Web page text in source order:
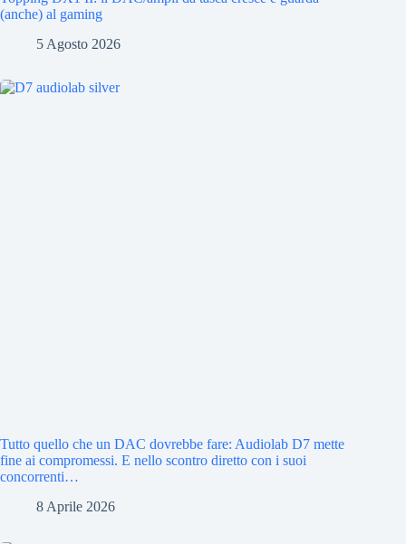
(anche) al gaming
5 Agosto 2026
Tutto quello che un DAC dovrebbe fare: Audiolab D7 mette
fine ai compromessi. E nello scontro diretto con i suoi
concorrenti…
8 Aprile 2026